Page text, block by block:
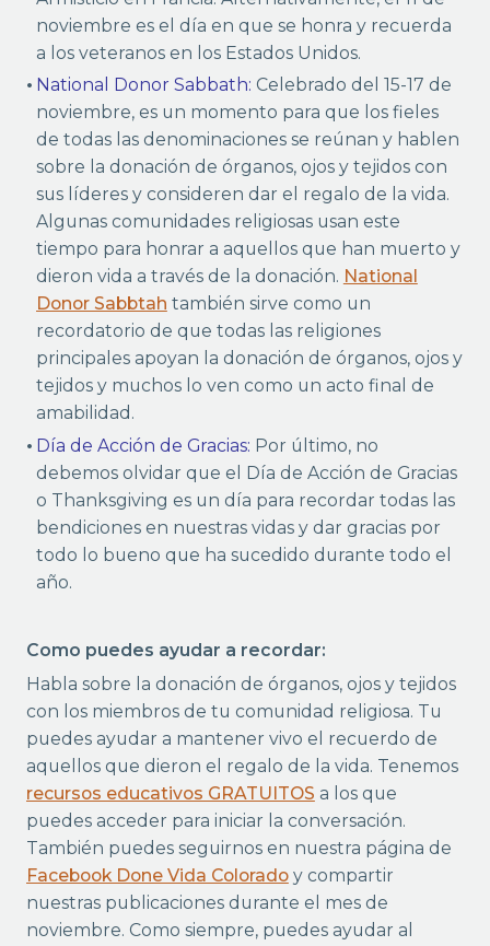
noviembre es el día en que se honra y recuerda
a los veteranos en los Estados Unidos.
National Donor Sabbath: Celebrado del 15-17 de
noviembre, es un momento para que los fieles
de todas las denominaciones se reúnan y hablen
sobre la donación de órganos, ojos y tejidos con
sus líderes y consideren dar el regalo de la vida.
Algunas comunidades religiosas usan este
tiempo para honrar a aquellos que han muerto y
dieron vida a través de la donación. National
Donor Sabbtah también sirve como un
recordatorio de que todas las religiones
principales apoyan la donación de órganos, ojos y
tejidos y muchos lo ven como un acto final de
amabilidad.
Día de Acción de Gracias: Por último, no
debemos olvidar que el Día de Acción de Gracias
o Thanksgiving es un día para recordar todas las
bendiciones en nuestras vidas y dar gracias por
todo lo bueno que ha sucedido durante todo el
año.
Como puedes ayudar a recordar:
Habla sobre la donación de órganos, ojos y tejidos
con los miembros de tu comunidad religiosa. Tu
puedes ayudar a mantener vivo el recuerdo de
aquellos que dieron el regalo de la vida. Tenemos
recursos educativos GRATUITOS a los que
puedes acceder para iniciar la conversación.
También puedes seguirnos en nuestra página de
Facebook Done Vida Coloradoy compartir
nuestras publicaciones durante el mes de
noviembre. Como siempre, puedes ayudar al